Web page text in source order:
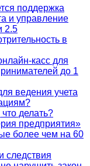
поддержка
и управление
2.5
в
касс для
до 1
ведения учета
делать?
предприятия»
более чем на 60
следствия